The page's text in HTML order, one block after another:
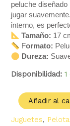
peluche
jugar
interno, es
Tamaño: 17
Formato:
Dureza:
Disponibilidad:
Añadir al
Juguetes,